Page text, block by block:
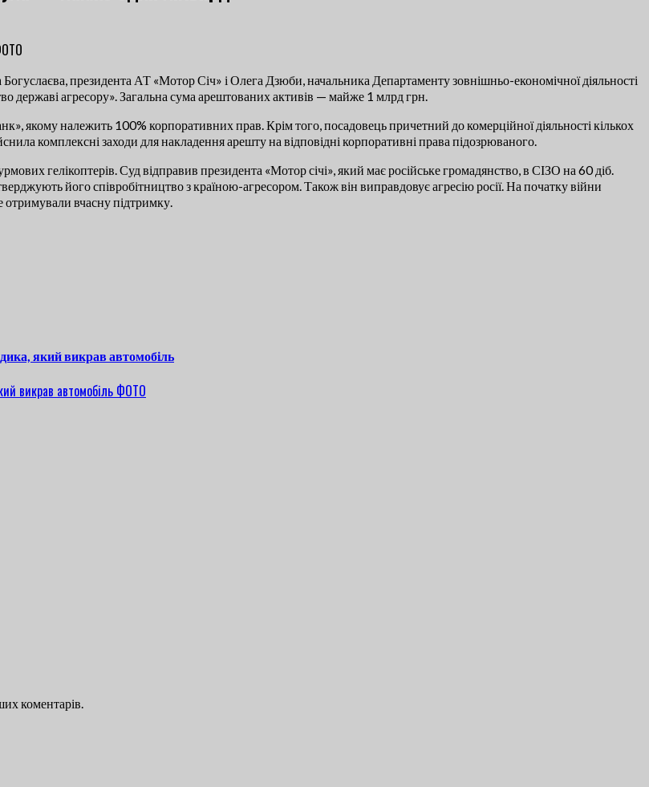
президента АТ «Мотор Січ» і Олега Дзюби, начальника Департаменту зовнішньо-економічної діяльності
державі агресору». Загальна сума арештованих активів — майже 1 млрд грн.
якому належить 100% корпоративних прав. Крім того, посадовець причетний до комерційної діяльності кількох
комплексні заходи для накладення арешту на відповідні корпоративні права підозрюваного.
гелікоптерів. Суд відправив президента «Мотор січі», який має російське громадянство, в СІЗО на 60 діб.
його співробітництво з країною-агресором. Також він виправдовує агресію росії. На початку війни
отримували вчасну підтримку.
який викрав автомобіль
коментарів.